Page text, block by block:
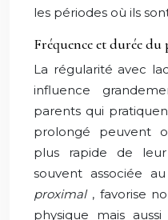
les périodes où ils
Fréquence et durée
La régularité avec
influence
parents qui
prolongé peuvent
plus rapide de
souvent associée
proximal , favorise
physique mais